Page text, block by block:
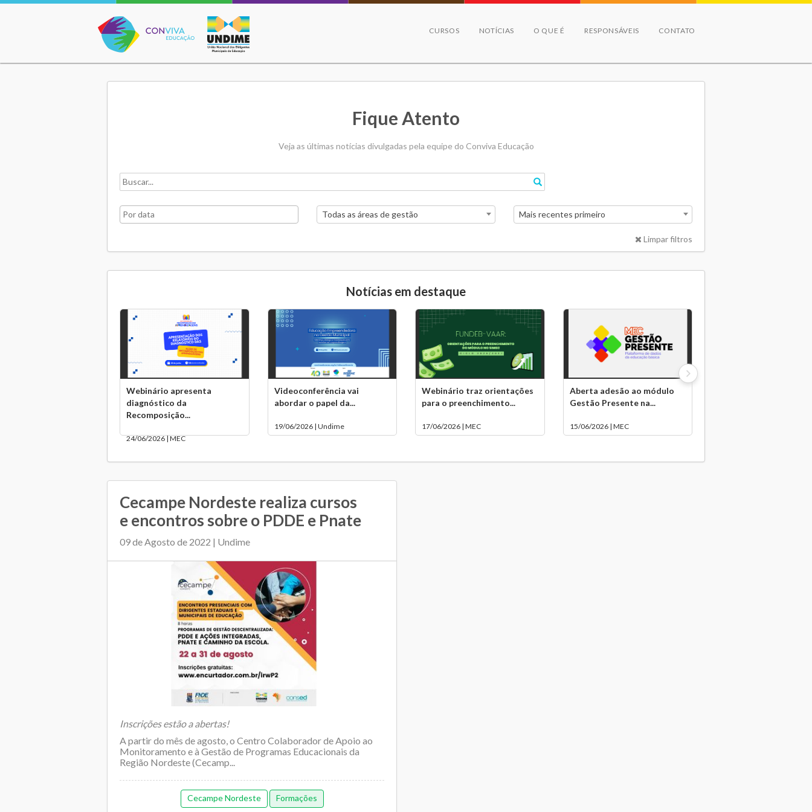
Conviva Educação
CURSOS NOTÍCIAS O QUE É RESPONSÁVEIS CONTATO
Fique Atento
Veja as últimas notícias divulgadas pela equipe do Conviva Educação
Todas as áreas de gestão Mais recentes primeiro
Limpar filtros
Notícias em destaque
Webinário apresenta
diagnóstico da
Recomposição...
24/06/2026 | MEC
Videoconferência vai
abordar o papel da...
19/06/2026 | Undime
Webinário traz orientações
para o preenchimento...
17/06/2026 | MEC
Aberta adesão ao módulo
Gestão Presente na...
15/06/2026 | MEC
Cecampe Nordeste realiza cursos
e encontros sobre o PDDE e Pnate
09 de Agosto de 2022 | Undime
Inscrições estão a abertas!
A partir do mês de agosto, o Centro Colaborador de Apoio ao
Monitoramento e à Gestão de Programas Educacionais da
Região Nordeste (Cecamp...
Cecampe Nordeste Formações